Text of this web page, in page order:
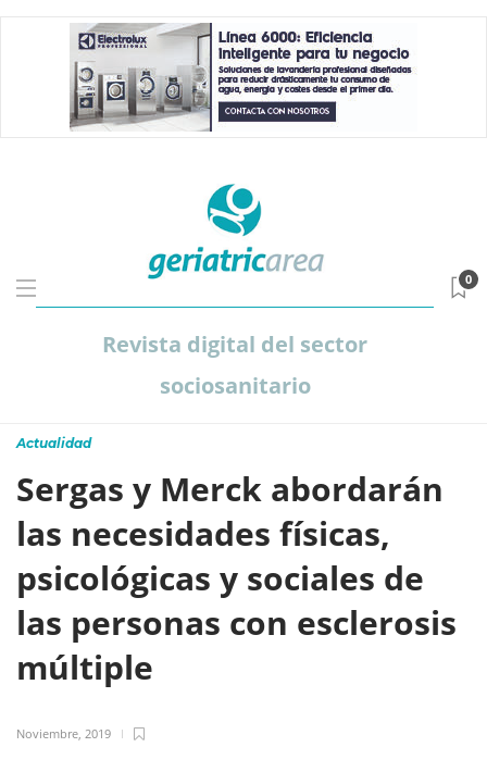
Revista digital del sector
sociosanitario
0
Actualidad
Sergas y Merck abordarán
las necesidades físicas,
psicológicas y sociales de
las personas con esclerosis
múltiple
Noviembre, 2019